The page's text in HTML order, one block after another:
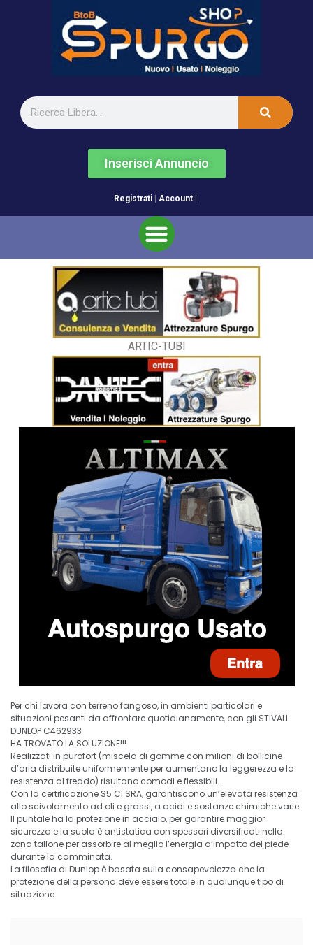
Inserisci Annuncio
Registrati Account
ARTIC-TUBI
Per chi lavora con terreno fangoso, in ambienti particolari e
situazioni pesanti da affrontare quotidianamente, con gli STIVALI
DUNLOP C462933
HA TROVATO LA SOLUZIONE!!!
Realizzati in purofort (miscela di gomme con milioni di bollicine
d’aria distribuite uniformemente per aumentano la leggerezza e la
resistenza al freddo) risultano comodi e flessibili.
Con la certificazione S5 CI SRA, garantiscono un’elevata resistenza
allo scivolamento ad oli e grassi, a acidi e sostanze chimiche varie
Il puntale ha la protezione in acciaio, per garantire maggior
sicurezza e la suola è antistatica con spessori diversificati nella
zona tallone per assorbire al meglio l’energia d’impatto del piede
durante la camminata.
La filosofia di Dunlop è basata sulla consapevolezza che la
protezione della persona deve essere totale in qualunque tipo di
situazione.